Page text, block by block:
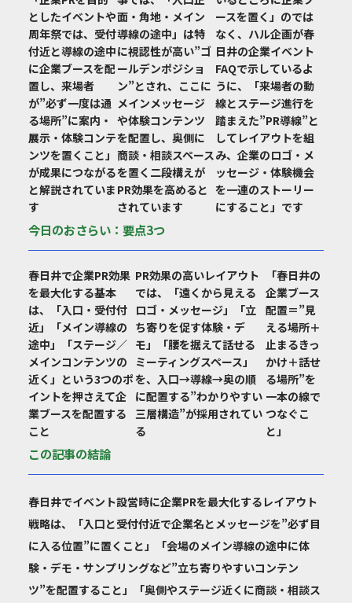
としたイベントや
周年祭では、受付
付近と導線の途中
に企業ブースを配
置し、来場者
が”必ず一度は通
る場所”に案内・
展示・体験コンテ
ンツを置くこと」
が成果につながる
と解説されていま
す
面・角地・メイン
導線の途中」は特
に視認性が高い”ゴ
ールデンポジショ
ン”とされ、ここに
メインメッセージ
や体験コンテンツ
を配置し、奥側に
商談・相談スペース
を置く二段構えが
PR効果を高めると
されています
ースを置く」のでは
なく、ハル企画が春
日井の企業イベント
FAQで示しているよ
うに、「来場者の動
線とステージ進行を
踏まえた”PR導線”と
してレイアウトを組
み、企業のロゴ・メ
ッセージ・体験機会
を一連のストーリー
にすること」です
今日のおさらい：要点3つ
春日井で企業PR効果
を最大化する基本
は、「入口・受付付
近」「メイン導線の
途中」「ステージ／
メインコンテンツの
近く」という3つのポ
イントを押さえて企
業ブースを配置する
こと
PR効果の高いレイアウト
では、「遠くから見える
ロゴ・メッセージ」「立
ち寄りを促す体験・デ
モ」「腰を据えて話せる
ミーティングスペース」
を、入口→導線→奥の順
に配置する”わかりやすい
三層構造”が採用されてい
る
「春日井の
企業ブース
配置＝”見
える場所＋
止まるきっ
かけ＋話せ
る場所”を
一本の線で
つなぐこ
と」
この記事の結論
春日井でイベント設営時に企業PRを最大化するレイアウト
戦略は、「入口と受付付近で企業名とメッセージを”必ず目
に入る位置”に置くこと」「会場のメイン導線の途中に体
験・デモ・サンプリングなど”立ち寄りやすいコンテン
ツ”を配置すること」「奥側やステージ近くに商談・相談ス